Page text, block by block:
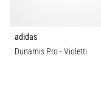
6. 8. 2026
adidas
Dunamis Pro- Violetti